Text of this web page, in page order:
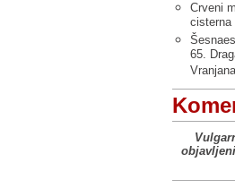
Crveni
cisterna
65.